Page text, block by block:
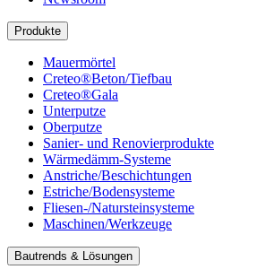
Produkte
Mauermörtel
Creteo®Beton/Tiefbau
Creteo®Gala
Unterputze
Oberputze
Sanier- und Renovierprodukte
Wärmedämm-Systeme
Anstriche/Beschichtungen
Estriche/Bodensysteme
Fliesen-/Natursteinsysteme
Maschinen/Werkzeuge
Bautrends & Lösungen